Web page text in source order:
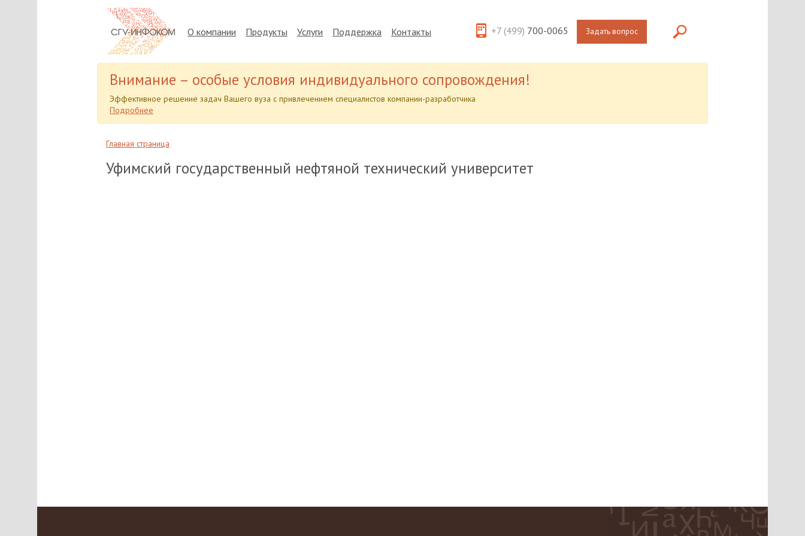
О компании Продукты Услуги Поддержка Контакты +7 (499) 700-0065 Задать вопрос
Внимание – особые условия индивидуального сопровождения!
Эффективное решение задач Вашего вуза с привлечением специалистов компании-разработчика
Подробнее
Главная страница
Уфимский государственный нефтяной технический университет